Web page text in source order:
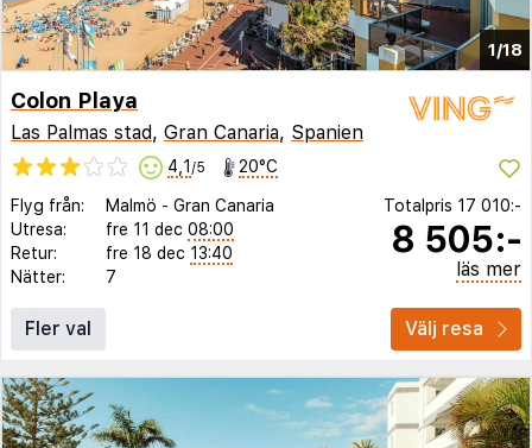
1/18
Colon Playa
Las Palmas stad, Gran Canaria, Spanien
4,1 /5 20°C
Flyg från: Malmö - Gran Canaria
Utresa:
fre 11 dec 08:00
Retur:
fre 18 dec 13:40
Nätter:
7
Totalpris 17 010:-
8 505:-
läs mer
Fler val Välj resa